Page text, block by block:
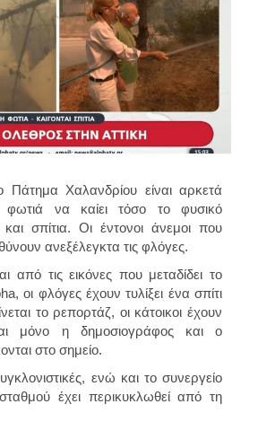
Χαλανδρίου είναι αρκετά
να καίει τόσο το φυσικό
σπίτια. Οι έντονοι άνεμοι που
ανεξέλεγκτα τις φλόγες.
από τις εικόνες που μεταδίδει το
οι φλόγες έχουν τυλίξει ένα σπίτι
το ρεπορτάζ, οι κάτοικοι έχουν
μόνο η δημοσιογράφος και ο
στο σημείο.
ενώ και το συνεργείο
έχει περικυκλωθεί από τη